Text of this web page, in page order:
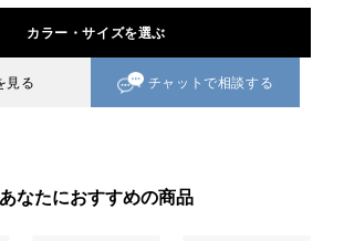
カラー・サイズを選ぶ
見る チャットで相談する
あなたにおすすめの商品